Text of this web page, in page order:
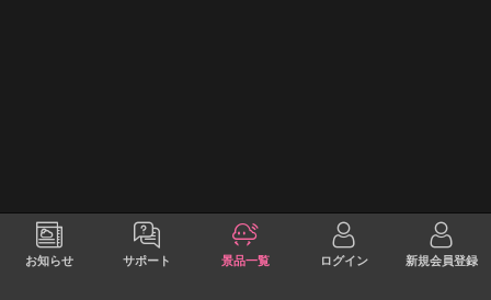
お知らせ サポート 景品一覧 ログイン 新規会員登録